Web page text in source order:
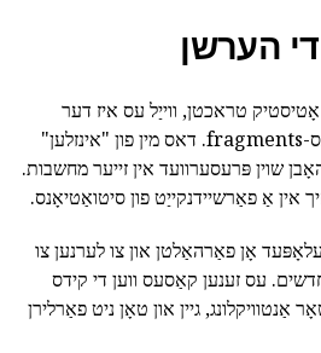
הערשן
טראכטן, ווייַל עס איז דער
באַגריף פון אַזוי-גערופֿן בקיעס-fragments. דאס מין פון "אינזלען"
שוין פּרעסערוועד אין זייער מחשבות.
אין אַ פאַרשיידנקייַט פון סיטואַטיאָנס.
אָן פאַרהאַלטן און צו לערנען צו
חדשים. עס זענען קאַסעס ווען די קידס
גיין און טאָן ניט פאַרלירן